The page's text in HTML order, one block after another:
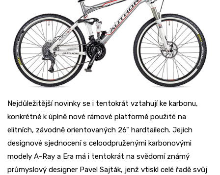
Nejdůležitější novinky se i tentokrát vztahují ke karbonu,
konkrétně k úplně nové rámové platformě použité na
elitních, závodně orientovaných 26" hardtailech. Jejich
designové sjednocení s celoodpruženými karbonovými
modely A-Ray a Era má i tentokrát na svědomí známý
průmyslový designer Pavel Sajták, jenž vtiskl celé řadě svůj